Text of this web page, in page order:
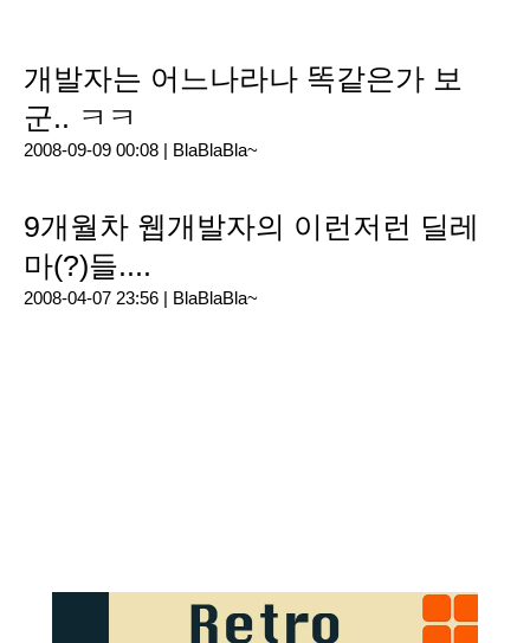
개발자는 어느나라나 똑같은가 보
군.. ㅋㅋ
2008-09-09 00:08 | BlaBlaBla~
9개월차 웹개발자의 이런저런 딜레
마(?)들....
2008-04-07 23:56 | BlaBlaBla~